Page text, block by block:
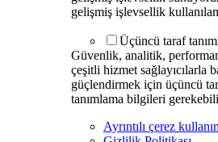
gelişmiş işlevsellik
Üçüncü taraf
Güvenlik, analitik,
çeşitli hizmet sağlayıcılarla
güçlendirmek için üçüncü
tanımlama bilgileri
Ayrıntılı çerez